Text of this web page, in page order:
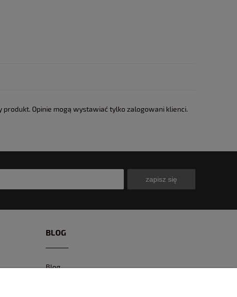
Opinie mogą wystawiać tylko zalogowani klienci.
zapisz się
BLOG
Blog